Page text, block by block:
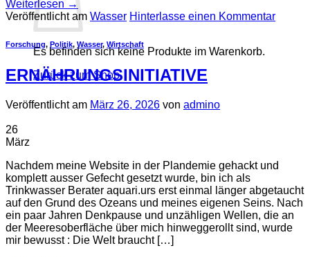
Es befinden sich keine Produkte im Warenkorb.
Zurück zum Shop
Weiterlesen →
Veröffentlicht am Wasser Hinterlasse einen Kommentar
Forschung, Politik, Wasser, Wirtschaft
ERNÄHRUNGSINITIATIVE
Veröffentlicht am März 26, 2026 von admino
26
März
Nachdem meine Website in der Plandemie gehackt und
komplett ausser Gefecht gesetzt wurde, bin ich als
Trinkwasser Berater aquari.urs erst einmal länger abgetaucht
auf den Grund des Ozeans und meines eigenen Seins. Nach
ein paar Jahren Denkpause und unzähligen Wellen, die an
der Meeresoberfläche über mich hinweggerollt sind, wurde
mir bewusst : Die Welt braucht […]